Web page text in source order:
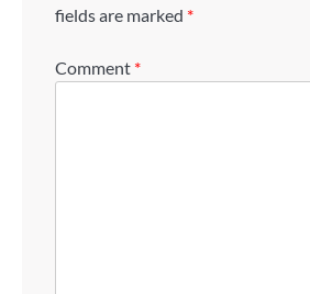
fields are marked *
Comment *